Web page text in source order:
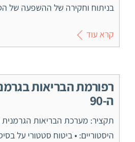
בניתוח וחקירה של ההשפעה של
קרא עוד
רפורמת הבריאות
ה-90
תקציר: מערכת הבריאות
היסטוריים: • ביטוח סטטורי על